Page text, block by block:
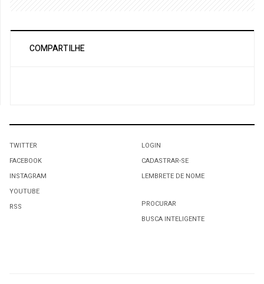
COMPARTILHE
TWITTER
FACEBOOK
INSTAGRAM
YOUTUBE
RSS
LOGIN
CADASTRAR-SE
LEMBRETE DE NOME
PROCURAR
BUSCA INTELIGENTE